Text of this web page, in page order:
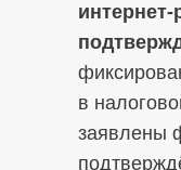
в
заявлены